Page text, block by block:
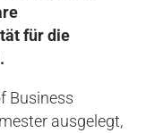
für die
Business
ausgelegt,